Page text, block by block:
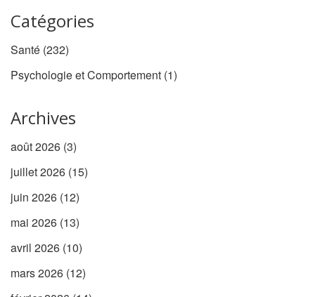
Catégories
Santé (232)
Psychologie et Comportement (1)
Archives
août 2026 (3)
juillet 2026 (15)
juin 2026 (12)
mai 2026 (13)
avril 2026 (10)
mars 2026 (12)